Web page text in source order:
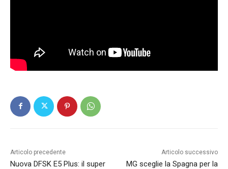
Articolo precedente
Nuova DFSK E5 Plus: il super
Articolo successivo
MG sceglie la Spagna per la